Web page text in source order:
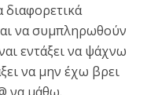
διαφορετικά
να συμπληρωθούν
εντάξει να ψάχνω
να μην έχω βρει
να μάθω.